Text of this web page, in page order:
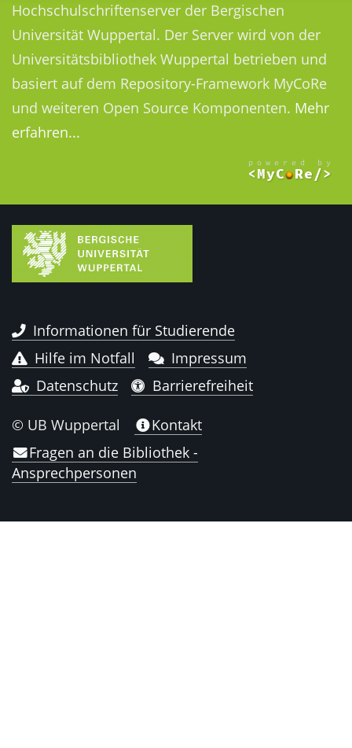
Hochschulschriftenserver der Bergischen
Universität Wuppertal. Der Server wird von der
Universitätsbibliothek Wuppertal betrieben und
basiert auf dem Repository-Framework MyCoRe
und weiteren Open Source Komponenten. Mehr
erfahren...
Informationen für Studierende
Hilfe im Notfall
Impressum
Datenschutz
Barrierefreiheit
© UB Wuppertal
Kontakt
Fragen an die Bibliothek -
Ansprechpersonen